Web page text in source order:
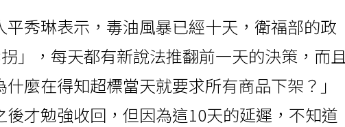
平秀琳表示，毒油風暴已經十天，衛福部的政
」，每天都有新說法推翻前一天的決策，而且
麼在得知超標當天就要求所有商品下架？」
才勉強收回，但因為這10天的延遲，不知道